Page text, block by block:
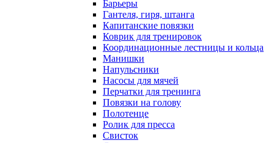
Барьеры
Гантеля, гиря, штанга
Капитанские повязки
Коврик для тренировок
Координационные лестницы и кольца
Манишки
Напульсники
Насосы для мячей
Перчатки для тренинга
Повязки на голову
Полотенце
Ролик для пресса
Свисток